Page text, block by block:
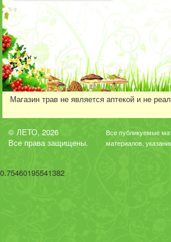
Магазин трав не является аптекой и не
© ЛЕТО, 2026
Все права защищены.
Все публикуемые
материалов,
0.75460195541382